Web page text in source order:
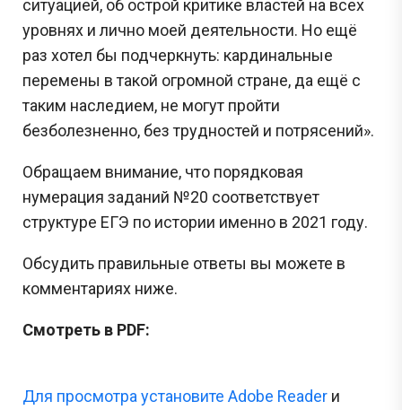
ситуацией, об острой критике властей на всех
уровнях и лично моей деятельности. Но ещё
раз хотел бы подчеркнуть: кардинальные
перемены в такой огромной стране, да ещё с
таким наследием, не могут пройти
безболезненно, без трудностей и потрясений».
Обращаем внимание, что порядковая
нумерация заданий №20 соответствует
структуре ЕГЭ по истории именно в 2021 году.
Обсудить правильные ответы вы можете в
комментариях ниже.
Смотреть в PDF:
Для просмотра установите Adobe Reader и